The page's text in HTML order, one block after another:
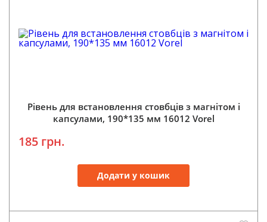
Рівень для встановлення стовбців з магнітом і
капсулами, 190*135 мм 16012 Vorel
185 грн.
Додати у кошик